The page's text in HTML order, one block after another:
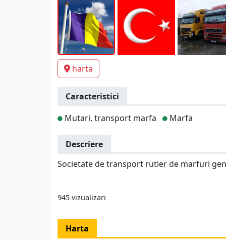
harta
Caracteristici
Mutari, transport marfa
Marfa
Descriere
Societate de transport rutier de marfuri
945 vizualizari
Harta